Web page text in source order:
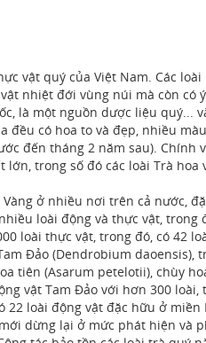
vật quý của Việt Nam. Các loài
nhiệt đới vùng núi mà còn có
là một nguồn dược liệu quý...
đều có hoa to và đẹp, nhiều
đến tháng 2 năm sau). Chính
lớn, trong số đó các loài Trà hoa
ở nhiều nơi trên cả nước,
loài động và thực vật, trong
loài thực vật, trong đó, có 42
Đảo (Dendrobium daoensis),
tiên (Asarum petelotii), chùy
vật Tam Đảo với hơn 300 loài,
loài động vật đặc hữu ở miền
dừng lại ở mức phát hiện và